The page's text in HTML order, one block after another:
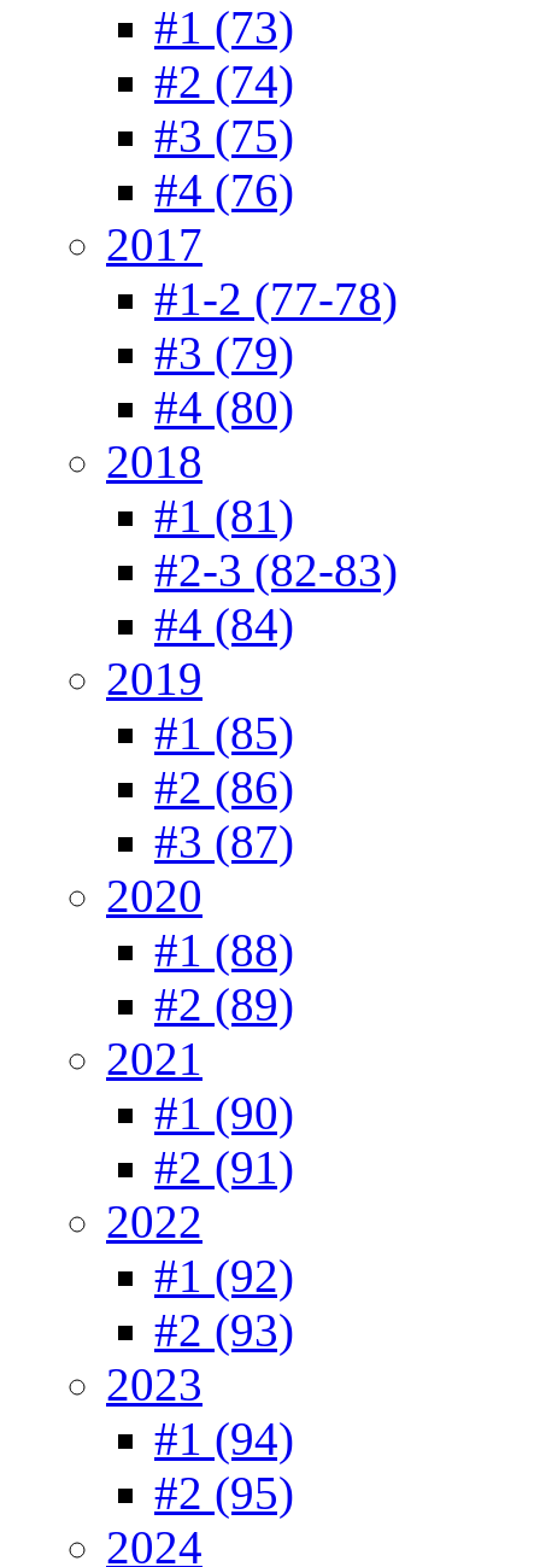
#1 (73)
#2 (74)
#3 (75)
#4 (76)
2017
#1-2 (77-78)
#3 (79)
#4 (80)
2018
#1 (81)
#2-3 (82-83)
#4 (84)
2019
#1 (85)
#2 (86)
#3 (87)
2020
#1 (88)
#2 (89)
2021
#1 (90)
#2 (91)
2022
#1 (92)
#2 (93)
2023
#1 (94)
#2 (95)
2024